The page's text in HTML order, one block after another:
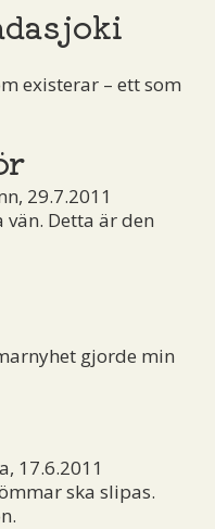
existerar – ett som
29.7.2011
Detta är den
gjorde min
17.6.2011
ska slipas.